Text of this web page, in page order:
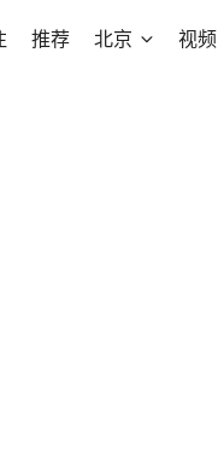
推荐 北京 视频